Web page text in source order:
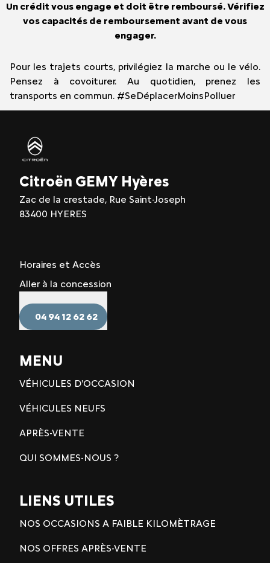
Un crédit vous engage et doit être remboursé. Vérifiez
vos capacités de remboursement avant de vous
engager.
Pour les trajets courts, privilégiez la marche ou le vélo.
Pensez à covoiturer. Au quotidien, prenez les
transports en commun. #SeDéplacerMoinsPolluer
Citroën GEMY Hyères
Zac de la crestade, Rue Saint-Joseph
83400 HYERES
Horaires et Accès
Aller à la concession
04 94 12 62 62
MENU
VÉHICULES D'OCCASION
VÉHICULES NEUFS
APRÈS-VENTE
QUI SOMMES-NOUS ?
LIENS UTILES
NOS OCCASIONS A FAIBLE KILOMÈTRAGE
NOS OFFRES APRÈS-VENTE